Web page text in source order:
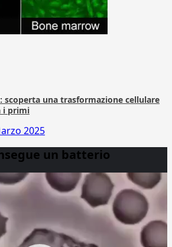
scoperta una trasformazione cellulare
i primi
2025
un batterio